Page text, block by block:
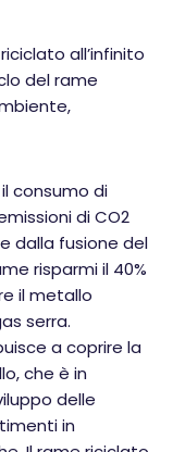
all’infinito
del rame
consumo di
di CO2
dalla fusione del
risparmi il 40%
il metallo
serra.
a coprire la
che è in
delle
in